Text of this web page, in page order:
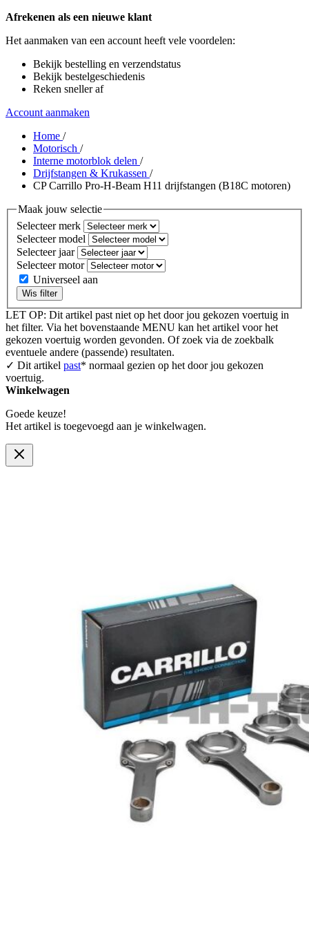
Afrekenen als een nieuwe klant
Het aanmaken van een account heeft vele voordelen:
Bekijk bestelling en verzendstatus
Bekijk bestelgeschiedenis
Reken sneller af
Account aanmaken
Home /
Motorisch /
Interne motorblok delen /
Drijfstangen & Krukassen /
CP Carrillo Pro-H-Beam H11 drijfstangen (B18C motoren)
Maak jouw selectie
Selecteer merk
Selecteer model
Selecteer jaar
Selecteer motor
Universeel aan
Wis filter
LET OP: Dit artikel past niet op het door jou gekozen voertuig in
het filter. Via het bovenstaande MENU kan het artikel voor het
gekozen voertuig worden gevonden. Of zoek via de zoekbalk
eventuele andere (passende) resultaten.
✓ Dit artikel past* normaal gezien op het door jou gekozen
voertuig.
Winkelwagen
Goede keuze!
Het artikel is toegevoegd aan je winkelwagen.